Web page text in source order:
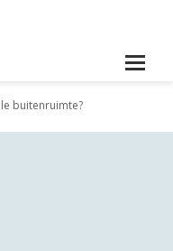
buitenruimte?